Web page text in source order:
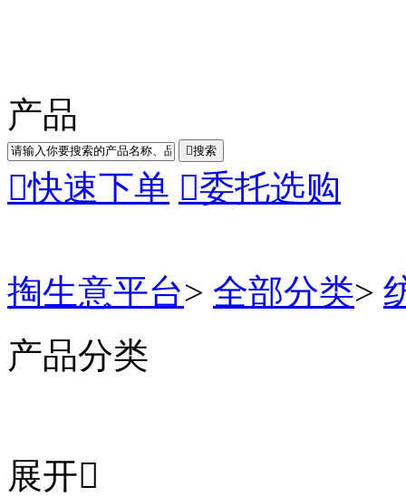
产品
搜索
快速下单 委托选购
掏生意平台> 全部分类>
产品分类
展开